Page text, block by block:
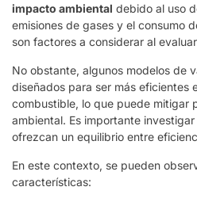
impacto ambiental debido al uso
emisiones de gases y el consumo
son factores a considerar al
No obstante, algunos modelos de
diseñados para ser más eficientes
combustible, lo que puede mitigar
ambiental. Es importante
ofrezcan un equilibrio entre
En este contexto, se pueden
características: